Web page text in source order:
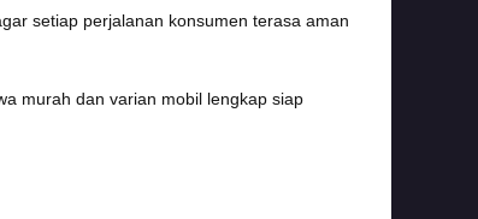
setiap perjalanan konsumen terasa aman
murah dan varian mobil lengkap siap